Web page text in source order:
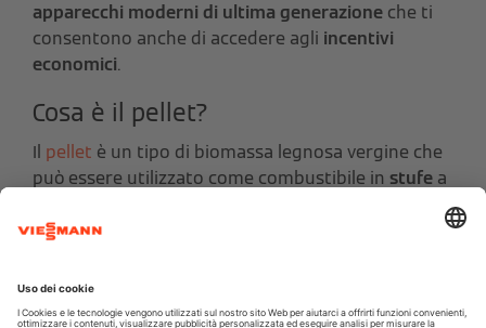
apparecchi moderni di ultima generazione che ti
consentono anche di accedere agli incentivi
economici.
Cosa è il pellet?
Il pellet è un tipo di biomassa legnosa vergine che
può essere utilizzato come combustibile in stufe a
Si presenta alla vista sotto forma di piccoli
I cilindretti sono costituiti da segatura pressata